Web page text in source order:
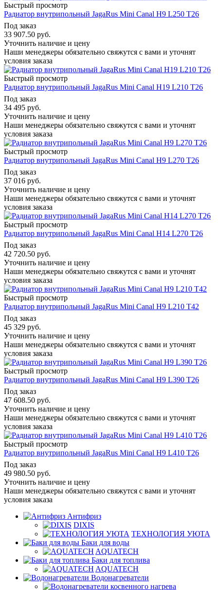
Быстрый просмотр
Радиатор внутрипольный JagaRus Mini Canal H9 L250 T26
Под заказ
33 907.50 руб.
Уточнить наличие и цену
Наши менеджеры обязательно свяжутся с вами и уточнят
условия заказа
Быстрый просмотр
Радиатор внутрипольный JagaRus Mini Canal H19 L210 T26
Под заказ
34 495 руб.
Уточнить наличие и цену
Наши менеджеры обязательно свяжутся с вами и уточнят
условия заказа
Быстрый просмотр
Радиатор внутрипольный JagaRus Mini Canal H9 L270 T26
Под заказ
37 016 руб.
Уточнить наличие и цену
Наши менеджеры обязательно свяжутся с вами и уточнят
условия заказа
Быстрый просмотр
Радиатор внутрипольный JagaRus Mini Canal H14 L270 T26
Под заказ
42 720.50 руб.
Уточнить наличие и цену
Наши менеджеры обязательно свяжутся с вами и уточнят
условия заказа
Быстрый просмотр
Радиатор внутрипольный JagaRus Mini Canal H9 L210 T42
Под заказ
45 329 руб.
Уточнить наличие и цену
Наши менеджеры обязательно свяжутся с вами и уточнят
условия заказа
Быстрый просмотр
Радиатор внутрипольный JagaRus Mini Canal H9 L390 T26
Под заказ
47 608.50 руб.
Уточнить наличие и цену
Наши менеджеры обязательно свяжутся с вами и уточнят
условия заказа
Быстрый просмотр
Радиатор внутрипольный JagaRus Mini Canal H9 L410 T26
Под заказ
49 980.50 руб.
Уточнить наличие и цену
Наши менеджеры обязательно свяжутся с вами и уточнят
условия заказа
Антифриз
DIXIS
ТЕХНОЛОГИЯ УЮТА
Баки для воды
AQUATECH
Баки для топлива
AQUATECH
Водонагреватели